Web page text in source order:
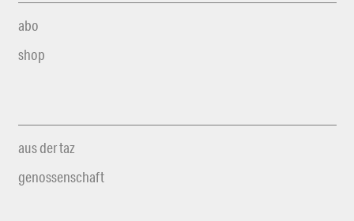
abo
shop
aus der taz
genossenschaft